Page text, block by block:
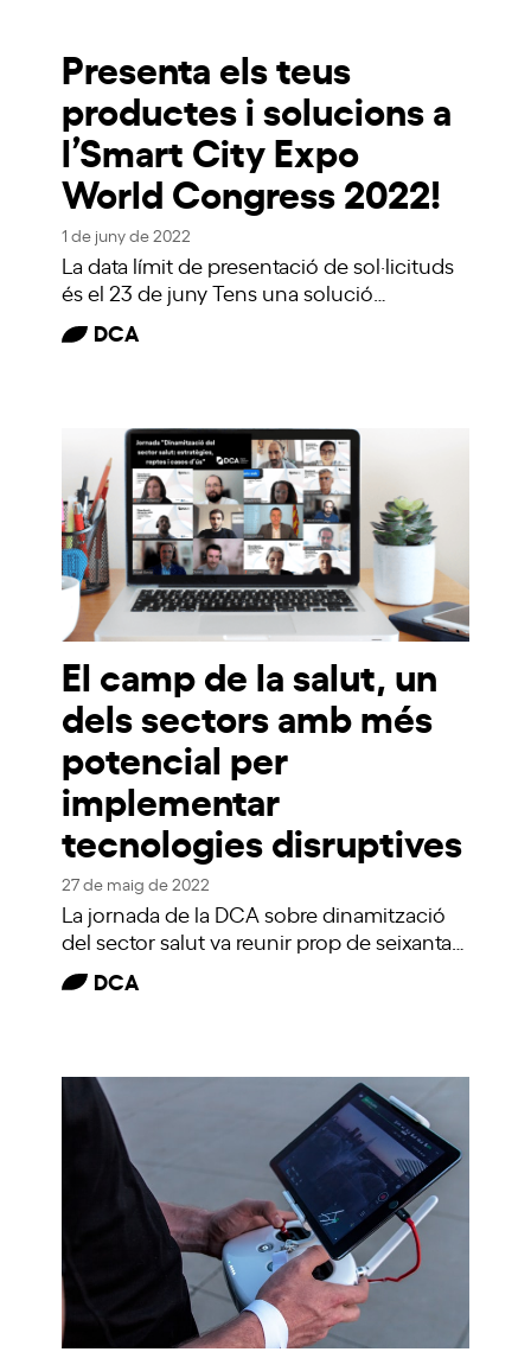
Presenta els teus
productes i solucions a
l’Smart City Expo
World Congress 2022!
1 de juny de 2022
La data límit de presentació de sol·licituds
és el 23 de juny Tens una solució…
DCA
El camp de la salut, un
dels sectors amb més
potencial per
implementar
tecnologies disruptives
27 de maig de 2022
La jornada de la DCA sobre dinamització
del sector salut va reunir prop de seixanta…
DCA